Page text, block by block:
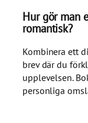
Hur gör man
romantisk?
Kombinera ett
brev där du
upplevelsen.
personliga